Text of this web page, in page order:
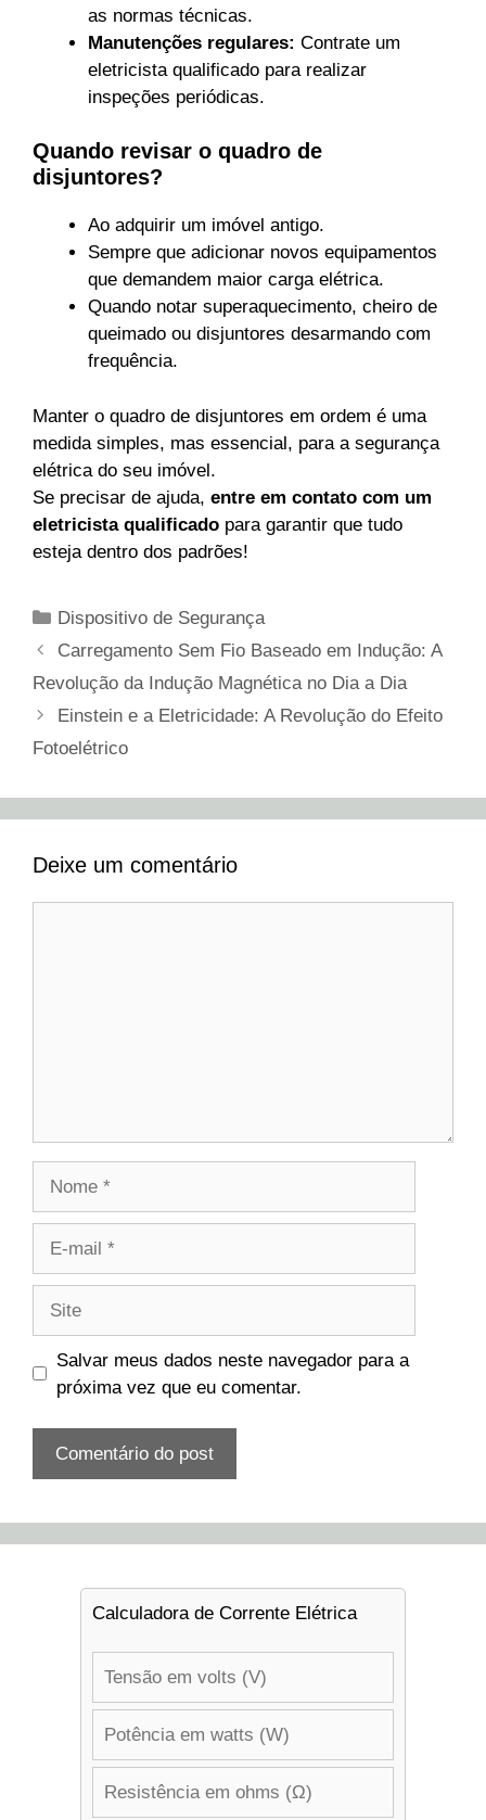
as normas técnicas.
Manutenções regulares: Contrate um
eletricista qualificado para realizar
inspeções periódicas.
Quando revisar o quadro de
disjuntores?
Ao adquirir um imóvel antigo.
Sempre que adicionar novos equipamentos
que demandem maior carga elétrica.
Quando notar superaquecimento, cheiro de
queimado ou disjuntores desarmando com
frequência.
Manter o quadro de disjuntores em ordem é uma
medida simples, mas essencial, para a segurança
elétrica do seu imóvel.
Se precisar de ajuda, entre em contato com um
eletricistaqualificado para garantir que tudo
esteja dentro dos padrões!
Categorias
Dispositivo de Segurança
Carregamento Sem Fio Baseado em Indução: A
Revolução da Indução Magnética no Dia a Dia
Einstein e a Eletricidade: A Revolução do Efeito
Fotoelétrico
Deixe um comentário
Salvar meus dados neste navegador para a
próxima vez que eu comentar.
Calculadora de Corrente Elétrica